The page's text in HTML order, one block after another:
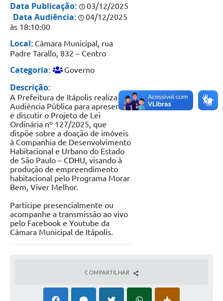
Plano Diretor
Planos de Tecnologia da Informação e Comunicação
Via Rápida Empresa
Itinerário do Transporte Público de Itápolis
Documentos
Distritos
Água de Qualidade
Gasoduto (Gás Natural)
Feriados Municipais
Bairros Rurais
História
Galeria de Fotos
Data Publicação: 03/12/2025
Data Audiência:
04/12/2025
às 18:10:00
Local: Câmara Municipal, rua
Padre Tarallo, 832 – Centro
Categoria: Governo
Descrição:
A Prefeitura de Itápolis realiza
Audiência Pública para apresentar
e discutir o Projeto de Lei
Ordinária nº 127/2025, que
dispõe sobre a doação de imóveis
à Companhia de Desenvolvimento
Habitacional e Urbano do Estado
de São Paulo – CDHU, visando à
produção de empreendimento
habitacional pelo Programa Morar
Bem, Viver Melhor.
Participe presencialmente ou
acompanhe a transmissão ao vivo
pelo Facebook e Youtube da
Câmara Municipal de Itápolis.
COMPARTILHAR